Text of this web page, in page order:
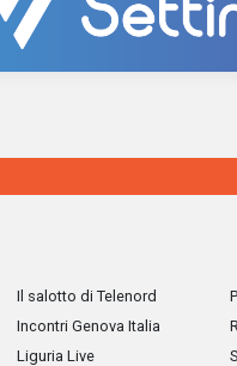
Il salotto di Telenord
Incontri Genova Italia
Liguria Live